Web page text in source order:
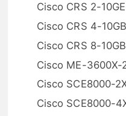
Cisco CRS 2-
Cisco CRS 4-
Cisco CRS 8-
Cisco ME-3600X-
Cisco SCE8000-
Cisco SCE8000-